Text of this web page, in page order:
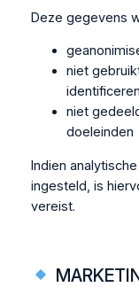
Deze gegevens
niet
identificeren
niet
doeleinden
Indien
ingesteld, is
vereist.